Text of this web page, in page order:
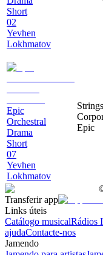
Short
02
Yevhen
Lokhmatov
Epic
Orchestral
Drama
Short
07
Yevhen
Lokhmatov
Epic
Transferir app
Links úteis
Catálogo musicalRádios
ajudaContacte-nos
Jamendo